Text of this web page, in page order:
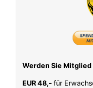
Werden Sie
EUR 48,- für